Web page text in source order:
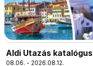
Aldi Utazás katalógus
08.06. - 2026.08.12.